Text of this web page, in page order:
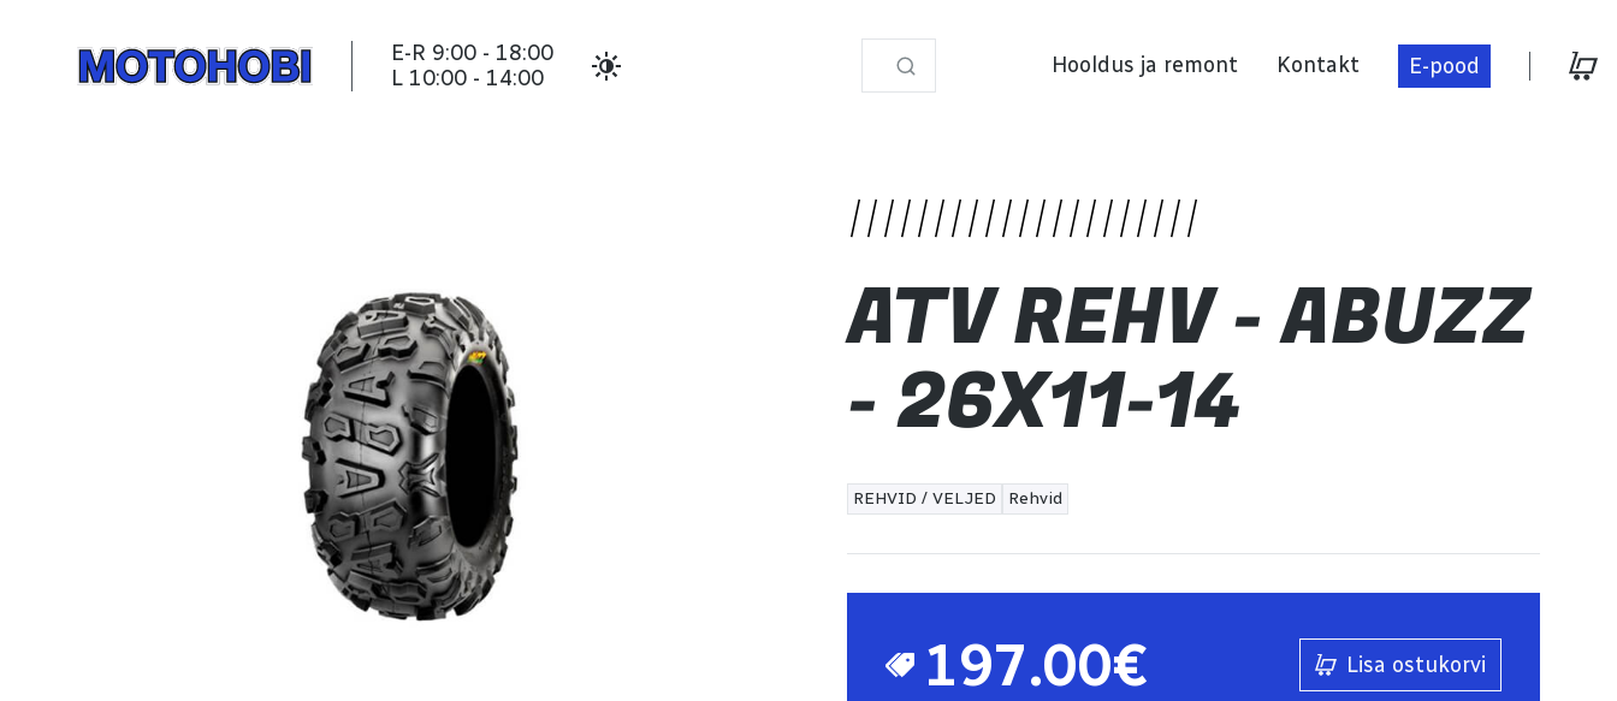
E-R 9:00 - 18:00
L 10:00 - 14:00
Hooldus ja remont Kontakt E-pood
Kontakt
ATV REHV - ABUZZ
- 26X11-14
REHVID / VELJED Rehvid
197.00€ Lisa ostukorvi